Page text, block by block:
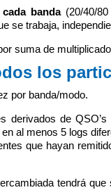
banda(20/40/80
se trabaja,
suma de
los
por banda/modo.
derivados de
al menos 5 logs
que hayan
tendrá que